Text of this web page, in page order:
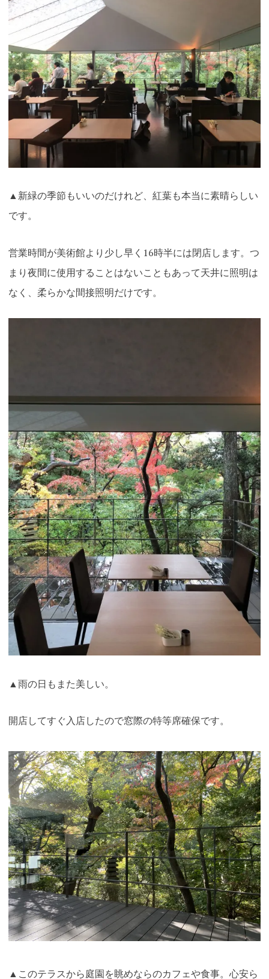
▲新緑の季節もいいのだけれど、紅葉も本当に素晴らしい
です。
営業時間が美術館より少し早く16時半には閉店します。つ
まり夜間に使用することはないこともあって天井に照明は
なく、柔らかな間接照明だけです。
▲雨の日もまた美しい。
開店してすぐ入店したので窓際の特等席確保です。
▲このテラスから庭園を眺めならのカフェや食事。心安ら